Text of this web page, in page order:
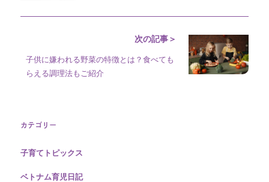
次の記事＞
子供に嫌われる野菜の特徴とは？食べても
らえる調理法もご紹介
カテゴリー
子育てトピックス
ベトナム育児日記